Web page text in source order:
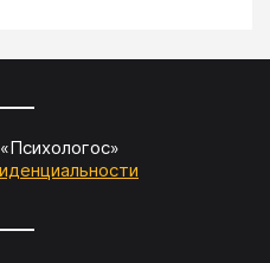
«Психологос»